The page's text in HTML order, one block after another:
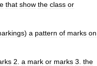
that show the class or
) a pattern of marks on
2 a mark or marks 3 the